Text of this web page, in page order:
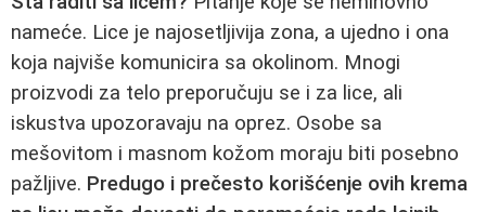
nameće. Lice je najosetljivija zona, a ujedno i ona
koja najviše komunicira sa okolinom. Mnogi
proizvodi za telo preporučuju se i za lice, ali
iskustva upozoravaju na oprez. Osobe sa
mešovitom i masnom kožom moraju biti posebno
pažljive. Predugo i prečesto korišćenje ovih krema